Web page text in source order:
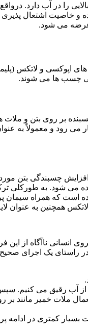
را در آب دارد.
خاصیت اشتعال پذیری
اپوکسی و لاتکس
چسب ها می شوند.
بر روی بتن و
می رود و معمولاً به
چسبندگی بتن
می شود. به طورکلی
که همراه سیمان
به عنوان لایه
ناآگاه از این
یک اجرای صحیح
از آب رقیق می
ملات خمیر
کمتری در ادامه